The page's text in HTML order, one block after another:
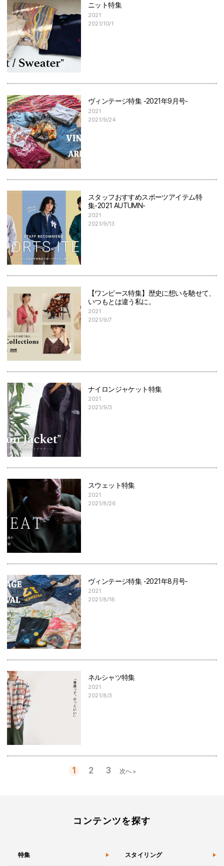
ニット特集
2021
2021/10/1
ヴィンテージ特集 -2021年9月号-
2021
2021/9/24
スタッフおすすめスポーツアイテム特
集-2021 AUTUMN-
2021
2021/9/13
【ワンピース特集】歴史に想いを馳せて、
いつもとは違う私に。
2021
2021/9/7
ナイロンジャケット特集
2021
2021/9/3
スウェット特集
2021
2021/8/26
ヴィンテージ特集 -2021年8月号-
2021
2021/8/18
ネルシャツ特集
2021
2021/8/3
ジ
1 2 3 次へ >
コンテンツを探す
特集 スタイリング